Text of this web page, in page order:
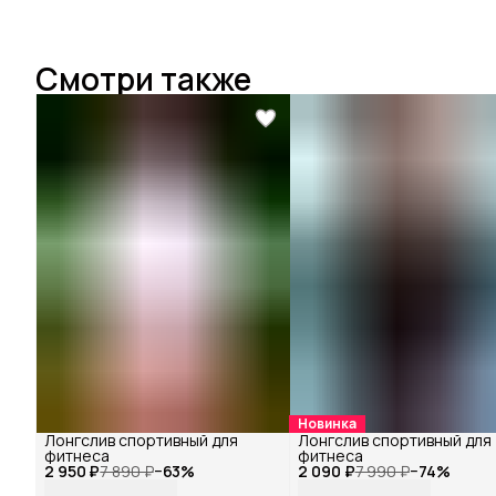
Смотри также
2 950 ₽7 890 ₽−63%
Лонгслив спортивный для
фитнеса
Новинка
2 090 ₽7 990 ₽−74%
Лонгслив спортивный для
фитнеса